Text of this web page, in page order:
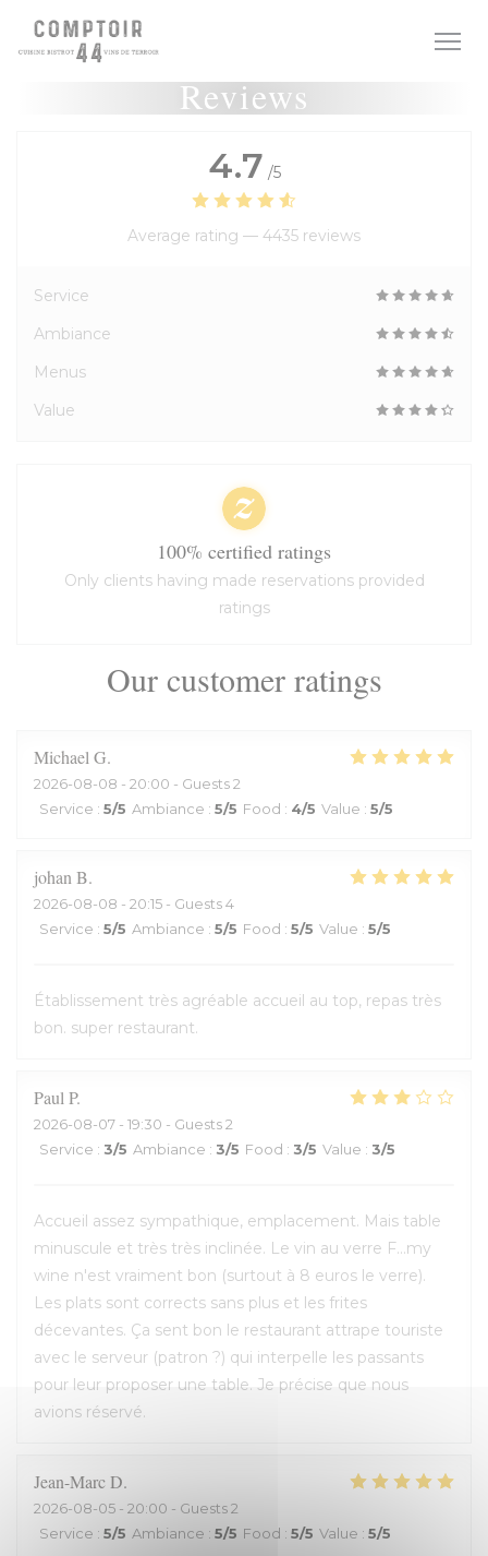
Personalizing your cookie choices
Reviews
Our customer ratings
Michael G
2026-08-08 - 20:00 - Guests 2
Service : 5/5 Ambiance : 5/5 Food : 4/5 Value : 5/5
johan B
2026-08-08 - 20:15 - Guests 4
Service : 5/5 Ambiance : 5/5 Food : 5/5 Value : 5/5
Établissement très agréable accueil au top, repas très
bon. super restaurant.
Paul P
2026-08-07 - 19:30 - Guests 2
Service : 3/5 Ambiance : 3/5 Food : 3/5 Value : 3/5
Accueil assez sympathique, emplacement. Mais table
minuscule et très très inclinée. Le vin au verre F...my
wine n'est vraiment bon (surtout à 8 euros le verre).
Les plats sont corrects sans plus et les frites
décevantes. Ça sent bon le restaurant attrape touriste
avec le serveur (patron ?) qui interpelle les passants
pour leur proposer une table. Je précise que nous
avions réservé.
Jean-MarcD
2026-08-05 - 20:00 - Guests 2
Service : 5/5 Ambiance : 5/5 Food : 5/5 Value : 5/5
4.7 /5
Average rating — 4435 reviews
Service
Ambiance
Menus
Value
100% certified ratings
Only clients having made reservations provided
ratings